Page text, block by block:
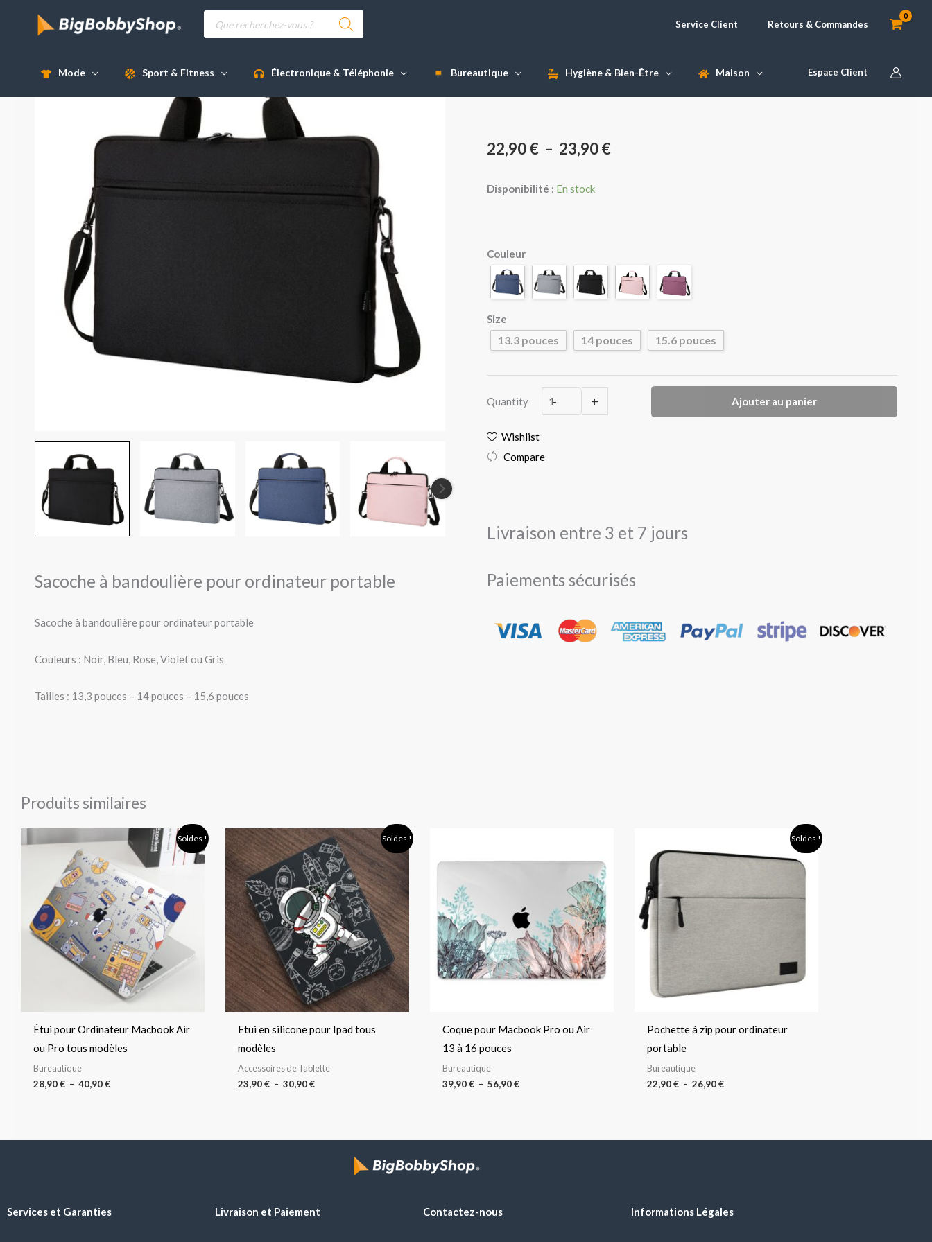
Recherche
produits
Service Client Retours & Commandes
Mode Sport & Fitness Électronique & Téléphonie Bureautique Hygiène & Bien-Être Maison Espace Client
Sacoche à bandoulière pour ordinateur portable
Sacoche à bandoulière pour ordinateur portable
Couleurs : Noir, Bleu, Rose, Violet ou Gris
Tailles : 13,3 pouces – 14 pouces – 15,6 pouces
22,90€ – 23,90€Plage
à
23,90 €
Disponibilité : En stock
Couleur
Size
13.3 pouces 14 pouces 15.6 pouces
Quantity -
Sacoche
à
pour
ordinateur
+ Ajouter au panier
Wishlist
Compare
Livraison entre 3 et 7 jours
Paiements sécurisés
Produits similaires
Soldes !
Étui pour Ordinateur Macbook Air
ou Pro tous modèles
Bureautique
28,90€ – 40,90€
Plage
de
28,90 €
à
40,90 €
Soldes !
Etui en silicone pour Ipad tous
modèles
Accessoires de Tablette
23,90€ – 30,90€
Plage
de
prix :
23,90 €
à
30,90 €
Coque pour Macbook Pro ou Air
13 à 16 pouces
Bureautique
39,90€ – 56,90€
Soldes !
Pochette à zip pour ordinateur
portable
Bureautique
22,90€ – 26,90€
prix :
Services et Garanties Livraison et Paiement Contactez-nous Informations Légales